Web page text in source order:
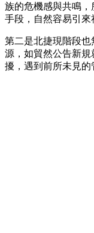
族的危機感與共鳴，
手段，自然容易引來
第二是北捷現階段
源，如貿然公告新規
擾，遇到前所未見的